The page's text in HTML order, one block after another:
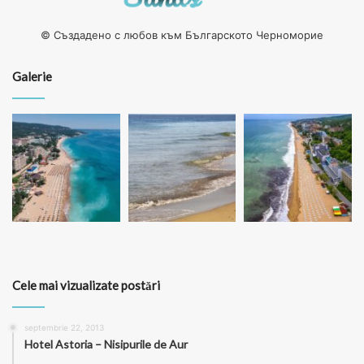
procedură, pielea ta va fi elastică, fină și radiantă. Iar acest
© Създадено с любов към Българското Черноморие
Galerie
Cele mai vizualizate postări
septembrie 22, 2013
Hotel Astoria – Nisipurile de Aur